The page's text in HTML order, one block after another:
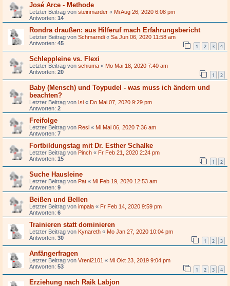
José Arce - Methode
Letzter Beitrag von steinmarder « Mi Aug 26, 2020 6:08 pm
Antworten: 14
Rondra draußen: aus Hilferuf mach Erfahrungsbericht
Letzter Beitrag von Schmarndi « Sa Jun 06, 2020 11:58 am
Antworten: 45 1 2 3 4
Schleppleine vs. Flexi
Letzter Beitrag von schiuma « Mo Mai 18, 2020 7:40 am
Antworten: 20 1 2
Baby (Mensch) und Toypudel - was muss ich ändern und
beachten?
Letzter Beitrag von Isi « Do Mai 07, 2020 9:29 pm
Antworten: 2
Freifolge
Letzter Beitrag von Resi « Mi Mai 06, 2020 7:36 am
Antworten: 7
Fortbildungstag mit Dr. Esther Schalke
Letzter Beitrag von Pinch « Fr Feb 21, 2020 2:24 pm
Antworten: 15 1 2
Suche Hausleine
Letzter Beitrag von Pat « Mi Feb 19, 2020 12:53 am
Antworten: 9
Beißen und Bellen
Letzter Beitrag von impala « Fr Feb 14, 2020 9:59 pm
Antworten: 6
Trainieren statt dominieren
Letzter Beitrag von Kynareth « Mo Jan 27, 2020 10:04 pm
Antworten: 30 1 2 3
Anfängerfragen
Letzter Beitrag von Vreni2101 « Mi Okt 23, 2019 9:04 pm
Antworten: 53 1 2 3 4
Erziehung nach Raik Labjon